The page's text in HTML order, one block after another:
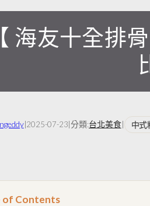
【 海友十全排
|2025-07-23|分類:台北美食| 中式
of Contents